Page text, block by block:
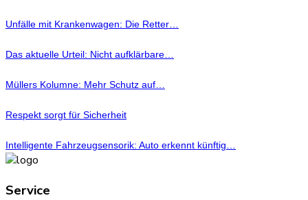
Unfälle mit Krankenwagen: Die Retter…
Das aktuelle Urteil: Nicht aufklärbare…
Müllers Kolumne: Mehr Schutz auf…
Respekt sorgt für Sicherheit
Intelligente Fahrzeugsensorik: Auto erkennt künftig…
Service